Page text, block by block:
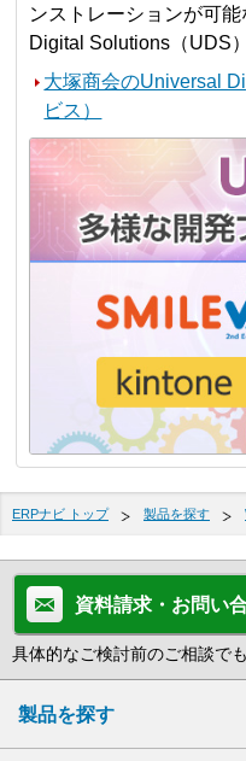
ンストレーションが可
Digital Solutions（UDS
大塚商会のUniversal
ビス）
ERPナビ トップ 製品を探す
資料請求・お問い
具体的なご検討前のご相談で
製品を探す